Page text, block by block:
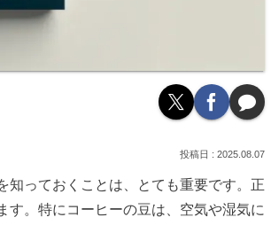
2025.08.07
知っておくことは、とても重要です。正
す。特にコーヒーの豆は、空気や湿気に